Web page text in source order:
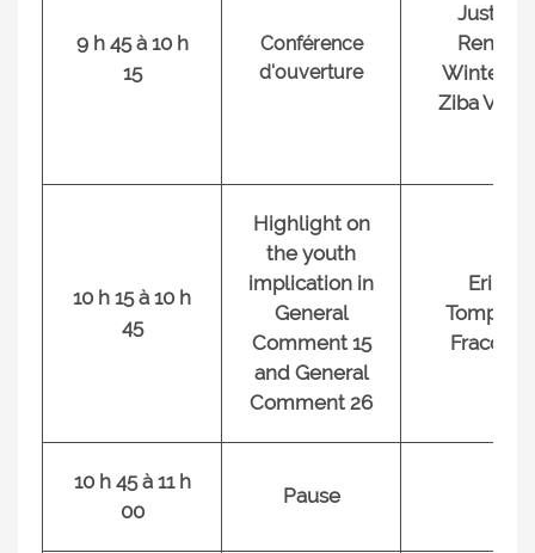
9 h 45 à 10 h
15
Conférence
d'ouverture
Justice
Renate
Winter,
Ziba
10 h 15 à 10 h
45
Highlight on
the youth
implication in
General
Comment 15
and General
Comment 26
Erika
Tompkins
Fraccaro
10 h 45 à 11 h
00
Pause